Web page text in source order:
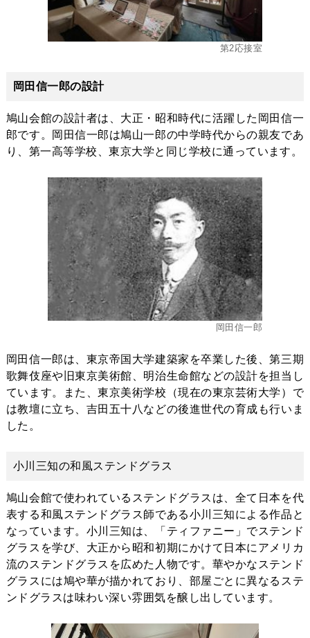
第2応接室
岡田信一郎の設計
鳩山会館の設計者は、大正・昭和時代に活躍した岡田信一
郎です。岡田信一郎は鳩山一郎の中学時代からの親友であ
り、第一高等学校、東京大学と同じ学校に通っています。
岡田信一郎
岡田信一郎は、東京帝国大学建築家を卒業した後、第三期
歌舞伎座や旧東京美術館、明治生命館などの設計を担当し
ています。また、東京美術学校（現在の東京芸術大学）で
は教壇に立ち、吉田五十八などの後進世代の育成も行いま
した。
小川三知の和風ステンドグラス
鳩山会館で使われているステンドグラスは、全て日本を代
表する和風ステンドグラス師である小川三知による作品と
なっています。小川三知は、「ティファニー」でステンド
グラスを学び、大正から昭和初期にかけて日本にアメリカ
流のステンドグラスを広めた人物です。華やかなステンド
グラスには鳩や華が描かれており、部屋ごとに異なるステ
ンドグラスは味わい深い雰囲気を醸し出しています。